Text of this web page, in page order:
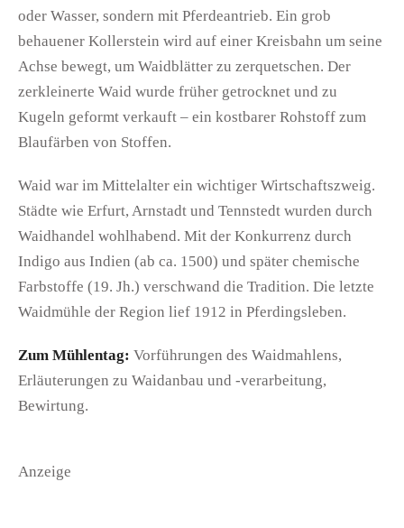
oder Wasser, sondern mit Pferdeantrieb. Ein grob
behauener Kollerstein wird auf einer Kreisbahn um seine
Achse bewegt, um Waidblätter zu zerquetschen. Der
zerkleinerte Waid wurde früher getrocknet und zu
Kugeln geformt verkauft – ein kostbarer Rohstoff zum
Blaufärben von Stoffen.
Waid war im Mittelalter ein wichtiger Wirtschaftszweig.
Städte wie Erfurt, Arnstadt und Tennstedt wurden durch
Waidhandel wohlhabend. Mit der Konkurrenz durch
Indigo aus Indien (ab ca. 1500) und später chemische
Farbstoffe (19. Jh.) verschwand die Tradition. Die letzte
Waidmühle der Region lief 1912 in Pferdingsleben.
Zum Mühlentag: Vorführungen des Waidmahlens,
Erläuterungen zu Waidanbau und -verarbeitung,
Bewirtung.
Anzeige